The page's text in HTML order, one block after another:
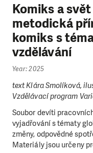
Komiks a
metodická
komiks s
vzdělávání
Year: 2025
text Klára Smolíková,
Vzdělávací program
Soubor devíti
vyjadřování s tématy
změny, odpovědné
Materiály jsou určeny